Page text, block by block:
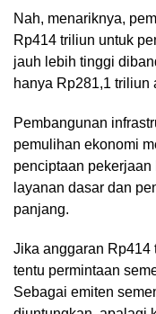
Nah, menariknya,
Rp414 triliun untuk
jauh lebih tinggi
hanya Rp281,1 triliun
Pembangunan
pemulihan ekonomi
penciptaan
layanan dasar dan
panjang.
Jika anggaran Rp414
tentu permintaan
Sebagai emiten